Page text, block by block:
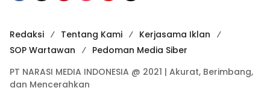
Redaksi Tentang Kami
Kerjasama Iklan
SOP Wartawan
Pedoman Media Siber
PT NARASI MEDIA INDONESIA @ 2021 | Akurat, Berimbang,
dan Mencerahkan